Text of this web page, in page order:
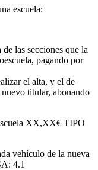
escuela:
las secciones que la
pagando por
el alta, y el de
titular, abonando
XX,XX€ TIPO
vehículo de la nueva
4.1